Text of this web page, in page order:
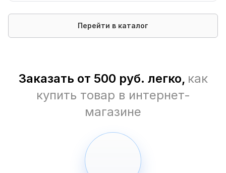
Перейти в каталог
Заказать от 500 руб. легко, как
купить товар в интернет-
магазине